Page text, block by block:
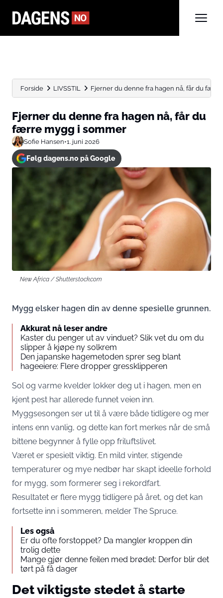
Forside LIVSSTIL Fjerner du denne fra hagen nå, får du færre
Fjerner du denne fra hagen nå, får du
færre mygg i sommer
Sofie Hansen•1. juni 2026
Følg dagens.no på Google
New Africa / Shutterstock.com
Mygg elsker hagen din av denne spesielle grunnen.
Akkurat nå leser andre
Kaster du penger ut av vinduet? Slik vet du om du
slipper å kjøpe ny solkrem
Den japanske hagemetoden sprer seg blant
hageeiere: Flere dropper gressklipperen
Sol og varme kvelder lokker deg ut i hagen, men en
kjent pest har allerede funnet veien inn.
Myggsesongen ser ut til å være både tidligere og mer
intens enn vanlig, og dette kan fort merkes når de små
bittene begynner å fylle opp friluftslivet.
Været er spesielt viktig. En mild vinter, stigende
temperaturer og mye nedbør har skapt ideelle forhold
for mygg, som formerer seg i rekordfart.
Resultatet er flere mygg tidligere på året, og det kan
fortsette inn i sommeren, melder The Spruce.
Les også
Er du ofte forstoppet? Da mangler kroppen din
trolig dette
Mange gjør denne feilen med brødet: Derfor blir det
tørt på få dager
Det viktigste stedet å starte